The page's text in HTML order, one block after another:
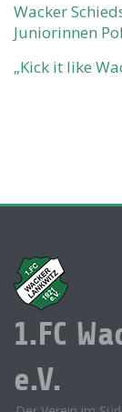
Wacker
Juniorinnen
„Kick it like
1.FC
e.V.